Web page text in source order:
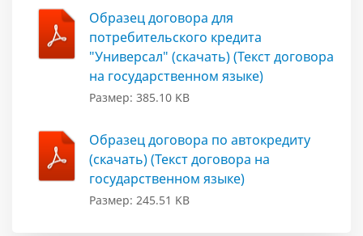
Образец договора для
потребительского кредита
"Универсал" (скачать) (Текст договора
на государственном языке)
Размер: 385.10 KB
Образец договора по автокредиту
(скачать) (Текст договора на
государственном языке)
Размер: 245.51 KB